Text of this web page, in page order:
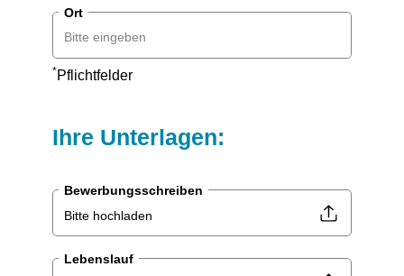
Ort
*Pflichtfelder
Ihre Unterlagen:
Bewerbungsschreiben
Bitte hochladen
Lebenslauf